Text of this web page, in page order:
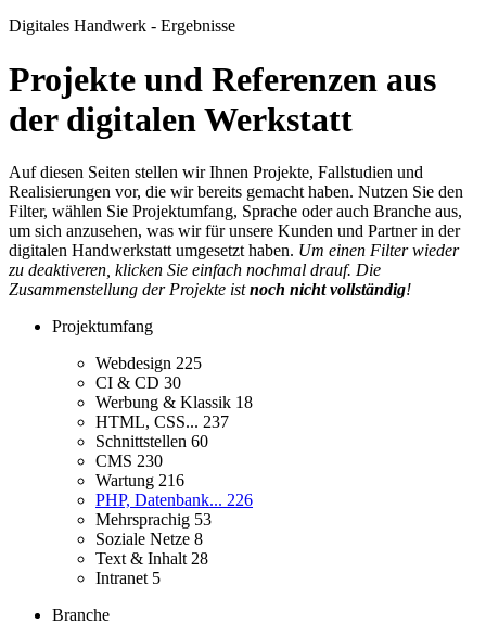
Digitales Handwerk - Ergebnisse
Projekte und Referenzen aus
der digitalen Werkstatt
Auf diesen Seiten stellen wir Ihnen Projekte, Fallstudien und
Realisierungen vor, die wir bereits gemacht haben. Nutzen Sie den
Filter, wählen Sie Projektumfang, Sprache oder auch Branche aus,
um sich anzusehen, was wir für unsere Kunden und Partner in der
digitalen Handwerkstatt umgesetzt haben. Um einen Filter wieder
zu deaktiveren, klicken Sie einfach nochmal drauf. Die
Zusammenstellung der Projekte istnoch nicht vollständig!
Projektumfang
Webdesign 225
CI & CD 30
Werbung & Klassik 18
HTML, CSS... 237
Schnittstellen 60
CMS 230
Wartung 216
PHP, Datenbank... 226
Mehrsprachig 53
Soziale Netze 8
Text & Inhalt 28
Intranet 5
Branche